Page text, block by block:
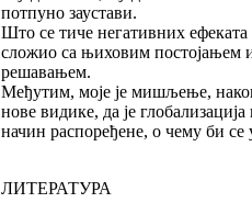
потпуно заустави.
Што се тиче негативних ефеката
сложио са њиховим постојањем
решавањем.
Међутим, моје је мишљење,
нове видике, да је
начин распоређене, о чему би
ЛИТЕРАТУРА